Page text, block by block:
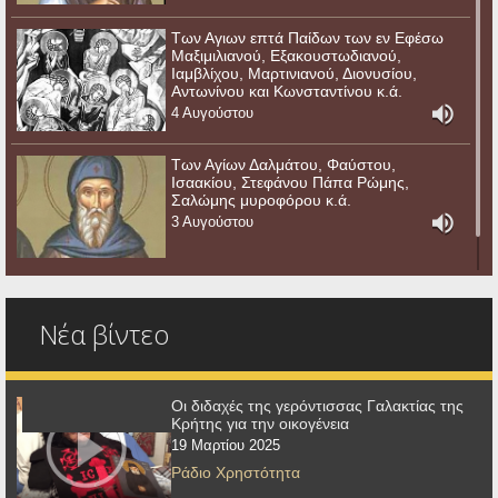
Των Αγιων επτά Παίδων των εν Εφέσω
Μαξιμιλιανού, Εξακουστωδιανού,
Ιαμβλίχου, Μαρτινιανού, Διονυσίου,
Αντωνίνου και Κωνσταντίνου κ.ά.
4 Αυγούστου
Των Αγίων Δαλμάτου, Φαύστου,
Ισαακίου, Στεφάνου Πάπα Ρώμης,
Σαλώμης μυροφόρου κ.ά.
3 Αυγούστου
Νέα βίντεο
Οι διδαχές της γερόντισσας Γαλακτίας της
Κρήτης για την οικογένεια
19 Μαρτίου 2025
Ράδιο Χρηστότητα